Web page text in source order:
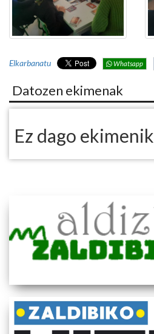
Elkarbanatu Whatsapp
Datozen ekimenak
Ez dago ekimenik